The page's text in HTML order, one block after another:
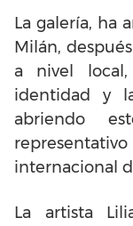
La galería, ha
Milán,
a nivel
identidad y
abriendo
internacional
La artista